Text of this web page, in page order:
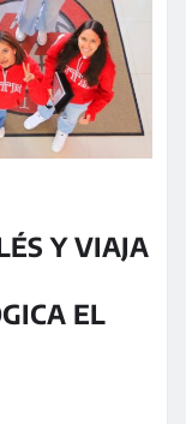
Y VIAJA
EL